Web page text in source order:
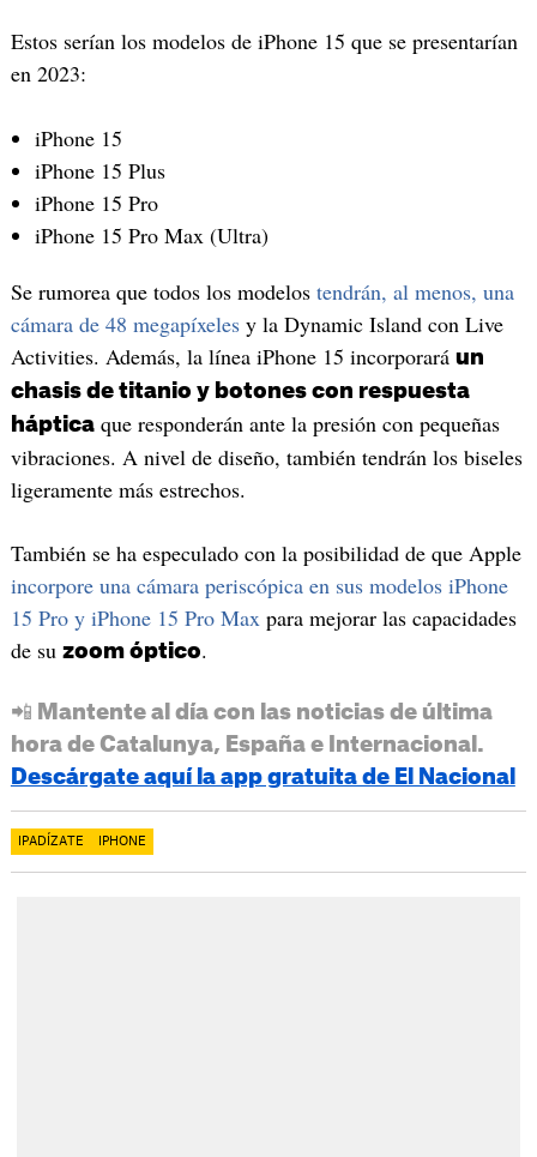
Estos serían los modelos de iPhone 15 que se presentarían
en 2023:
iPhone 15
iPhone 15 Plus
iPhone 15 Pro
iPhone 15 Pro Max (Ultra)
Se rumorea que todos los modelos tendrán, al menos, una
cámara de 48 megapíxelesy la Dynamic Island con Live
Activities. Además, la línea iPhone 15 incorporará un
chasis de titanio y botones con respuesta
hápticaque responderán ante la presión con pequeñas
vibraciones. A nivel de diseño, también tendrán los biseles
ligeramente más estrechos.
También se ha especulado con la posibilidad de que Apple
incorpore una cámara periscópica en sus modelos iPhone
15 Pro y iPhone 15 Pro Maxpara mejorar las capacidades
de su zoom óptico.
📲 Mantente al día con las noticias de última
hora de Catalunya, España e Internacional.
Descárgate aquí la app gratuita de El Nacional
IPADÍZATE IPHONE